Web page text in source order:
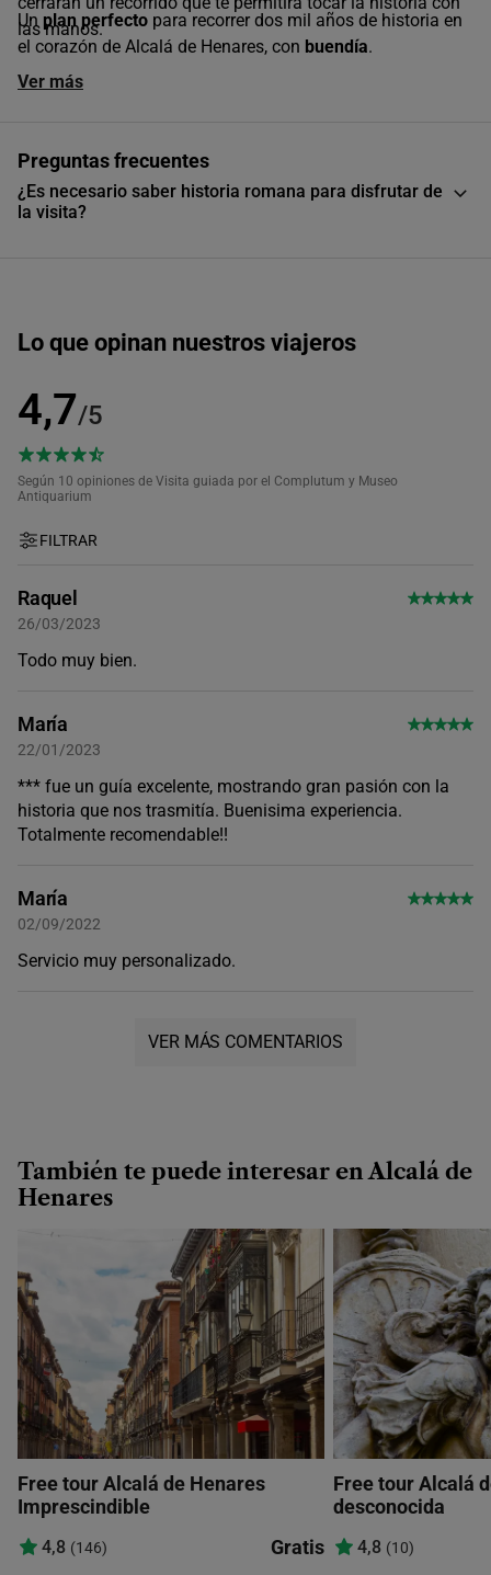
las manos.
Un plan perfecto para recorrer dos mil años de historia en
el corazón de Alcalá de Henares, con buendía.
Ver más
Preguntas frecuentes
¿Es necesario saber historia romana para disfrutar de
la visita?
Lo que opinan nuestros viajeros
4,7/5
Según 10 opiniones de Visita guiada por el Complutum y Museo
Antiquarium
FILTRAR
Raquel
26/03/2023
Todo muy bien.
María
22/01/2023
*** fue un guía excelente, mostrando gran pasión con la
historia que nos trasmitía. Buenisima experiencia.
Totalmente recomendable!!
María
02/09/2022
Servicio muy personalizado.
VER MÁS COMENTARIOS
También te puede interesar en Alcalá de
Henares
Free tour Alcalá de Henares
Imprescindible
4,8 (146) Gratis
Free tour Alcalá
desconocida
4,8 (10)